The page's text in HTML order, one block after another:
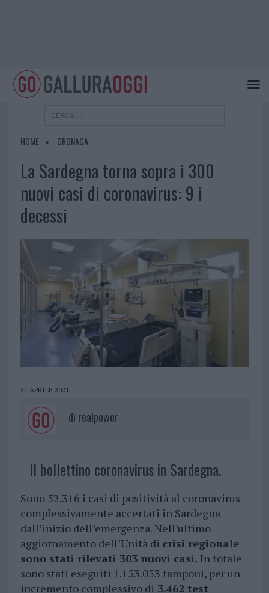
HOME CRONACA
La Sardegna torna sopra i 300
nuovi casi di coronavirus: 9 i
decessi
21 APRILE 2021
di realpower
Il bollettino coronavirus in Sardegna.
Sono 52.316 i casi di positività al coronavirus
complessivamente accertati in Sardegna
dall’inizio dell’emergenza. Nell’ultimo
aggiornamento dell’Unità di crisi regionale
sono stati rilevati 303 nuovi casi. In totale
sono stati eseguiti 1.153.053 tamponi, per un
incremento complessivo di 3.462 test